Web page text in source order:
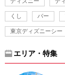
くし バー
東京ディズニーシー
エリア・特集